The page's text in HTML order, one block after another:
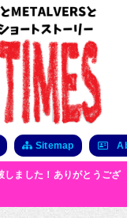
Sitemap
ました！ありがとうござ